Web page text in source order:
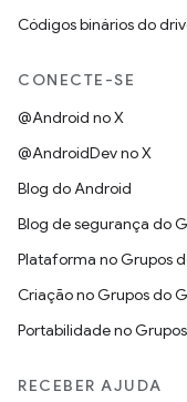
Códigos binários do
CONECTE-SE
@Android no X
@AndroidDev no X
Blog do Android
Blog de segurança do
Plataforma no Grupos
Criação no Grupos do
Portabilidade no
RECEBER AJUDA